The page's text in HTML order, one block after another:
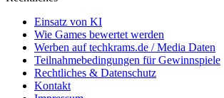
Einsatz von KI
Wie Games bewertet werden
Werben auf techkrams.de / Media Daten
Teilnahmebedingungen für Gewinnspiele
Rechtliches & Datenschutz
Kontakt